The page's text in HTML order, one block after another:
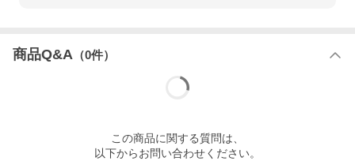
商品Q&A （0件）
この商品に関する質問は、
以下からお問い合わせください。